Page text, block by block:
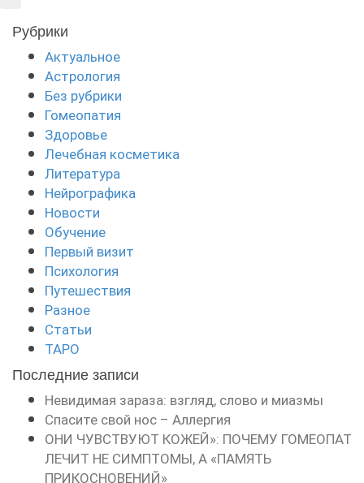
Рубрики
Актуальное
Астрология
Без рубрики
Гомеопатия
Здоровье
Лечебная косметика
Литература
Нейрографика
Новости
Обучение
Первый визит
Психология
Путешествия
Разное
Статьи
ТАРО
Последние записи
Невидимая зараза: взгляд, слово и миазмы
Спасите свой нос – Аллергия
ОНИ ЧУВСТВУЮТ КОЖЕЙ»: ПОЧЕМУ ГОМЕОПАТ
ЛЕЧИТ НЕ СИМПТОМЫ, А «ПАМЯТЬ
ПРИКОСНОВЕНИЙ»